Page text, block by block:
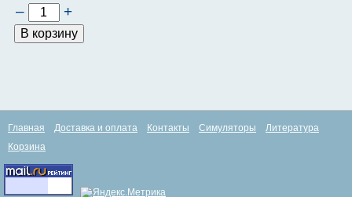
– +
Главная Доставка и оплата Контакты Симуляторы
Литература
Корзина